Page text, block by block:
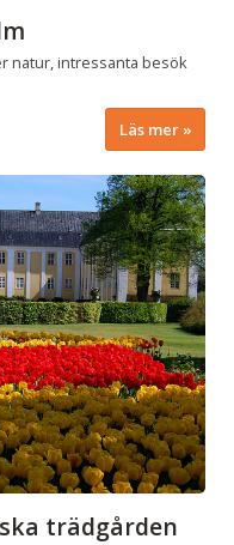
natur, intressanta besök
Läs mer
trädgården